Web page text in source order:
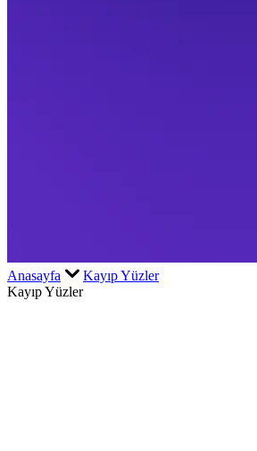
Anasayfa
Kayıp Yüzler
Kayıp Yüzler